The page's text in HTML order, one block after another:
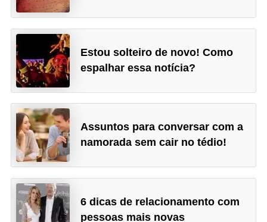
Estou solteiro de novo! Como
espalhar essa notícia?
Assuntos para conversar com a
namorada sem cair no tédio!
6 dicas de relacionamento com
pessoas mais novas